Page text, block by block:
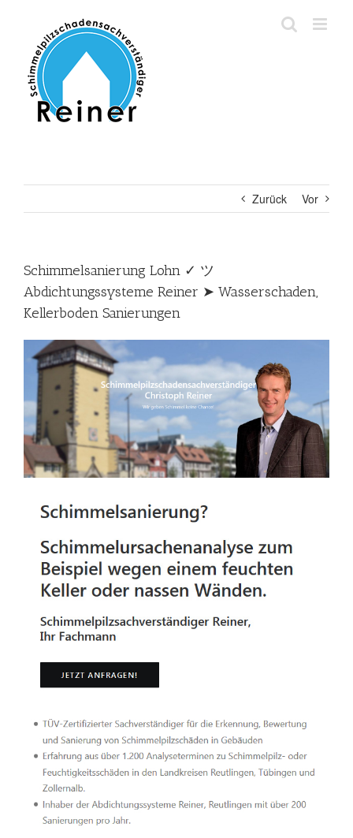
springen
Zurück Vor
Schimmelsanierung Lohn ✓ ツ
Abdichtungssysteme Reiner ➤ Wasserschaden,
Kellerboden Sanierungen